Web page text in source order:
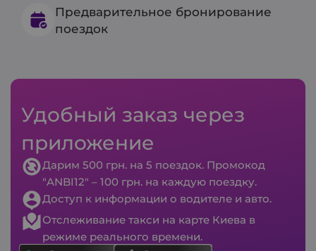
Предварительное бронирование
поездок
Удобный заказ через
приложение
Дарим 500 грн. на 5 поездок. Промокод
"ANBI12" – 100 грн. на каждую поездку.
Доступ к информации о водителе и авто.
Отслеживание такси на карте Киева в
режиме реального времени.